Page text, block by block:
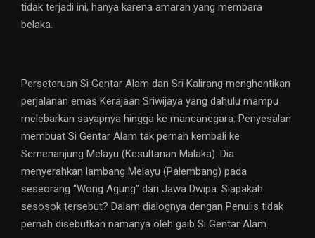
tidak terjadi ini, hanya karena amarah yang membara
belaka.
Perseteruan Si Gentar Alam dan Sri Kalirang menghentikan
perjalanan emas Kerajaan Sriwijaya yang dahulu mampu
melebarkan sayapnya hingga ke mancanegara. Penyesalan
membuat Si Gentar Alam tak pernah kembali ke
Semenanjung Melayu (Kesultanan Malaka). Dia
menyerahkan lambang Melayu (Palembang) pada
seseorang “Wong Agung” dari Jawa Dwipa. Siapakah
sesosok tersebut? Dalam dialognya dengan Penulis tidak
pernah disebutkan namanya oleh gaib Si Gentar Alam.